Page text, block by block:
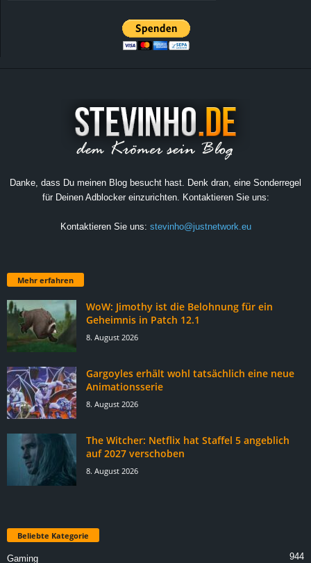
Danke, dass Du meinen Blog besucht hast. Denk dran, eine Sonderregel
für Deinen Adblocker einzurichten. Kontaktieren Sie uns:
Kontaktieren Sie uns: stevinho@justnetwork.eu
Mehr erfahren
WoW: Jimothy ist die Belohnung für ein
Geheimnis in Patch 12.1
8. August 2026
Gargoyles erhält wohl tatsächlich eine neue
Animationsserie
8. August 2026
The Witcher: Netflix hat Staffel 5 angeblich
auf 2027 verschoben
8. August 2026
Beliebte Kategorie
Gaming 944